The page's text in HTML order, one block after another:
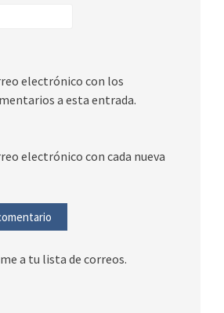
electrónico con los
a esta entrada.
electrónico con cada nueva
a tu lista de correos.